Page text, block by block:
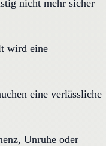
nicht mehr sicher
wird eine
eine verlässliche
Unruhe oder